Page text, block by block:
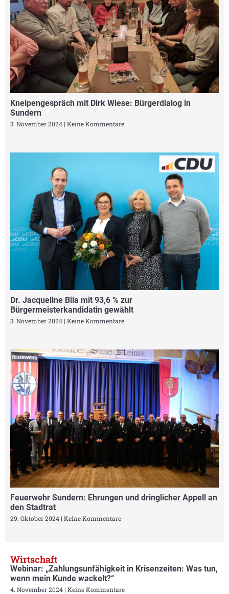
Kneipengespräch mit Dirk Wiese: Bürgerdialog in
Sundern
3. November 2024 Keine Kommentare
Dr. Jacqueline Bila mit 93,6 % zur
Bürgermeisterkandidatin gewählt
3. November 2024 Keine Kommentare
Feuerwehr Sundern: Ehrungen und dringlicher Appell an
den Stadtrat
29. Oktober 2024 Keine Kommentare
Wirtschaft
Webinar: „Zahlungsunfähigkeit in Krisenzeiten: Was tun,
wenn mein Kunde wackelt?“
4. November 2024 Keine Kommentare